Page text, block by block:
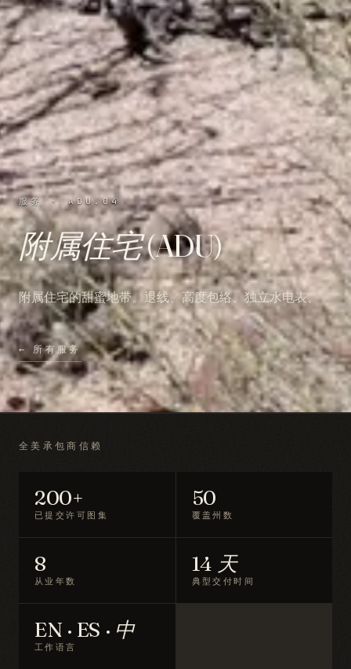
服务 · ADU.04
附属住宅 (ADU)
附属住宅的甜蜜地带。退线、高度包络、独立水电表。
← 所有服务
全美承包商信赖
200+
已提交许可图集
50
覆盖州数
8
从业年数
14 天
典型交付时间
EN · ES · 中
工作语言